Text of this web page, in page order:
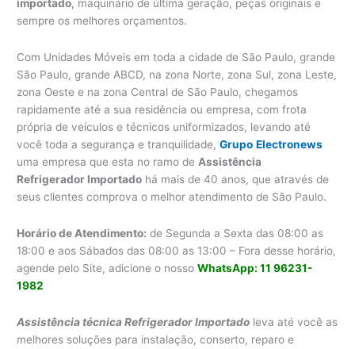
importado, maquinário de última geração, peças originais e
sempre os melhores orçamentos.
Com Unidades Móveis em toda a cidade de São Paulo, grande
São Paulo, grande ABCD, na zona Norte, zona Sul, zona Leste,
zona Oeste e na zona Central de São Paulo, chegamos
rapidamente até a sua residência ou empresa, com frota
própria de veículos e técnicos uniformizados, levando até
você toda a segurança e tranquilidade,Grupo Electronews
uma empresa que esta no ramo de Assistência
Refrigerador Importado há mais de 40 anos, que através de
seus clientes comprova o melhor atendimento de São Paulo.
Horário de Atendimento: de Segunda a Sexta das 08:00 as
18:00 e aos Sábados das 08:00 as 13:00 – Fora desse horário,
agende pelo Site, adicione o nossoWhatsApp: 11 96231-
1982
Assistência técnica Refrigerador Importado leva até você as
melhores soluções para instalação, conserto, reparo e